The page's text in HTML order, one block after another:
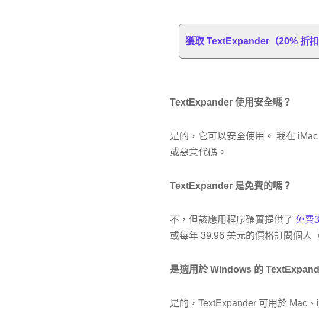
獲取 TextExpander（20% 折扣
TextExpander 使用安全嗎？
是的，它可以安全使用。 我在
或惡意代碼。
TextExpander 是免費的嗎？
不，但該應用程序確實提供了 免費
或每年 39.96 美元的價格訂閱個人
是適用於 Windows 的
是的，TextExpander 可用於 Mac